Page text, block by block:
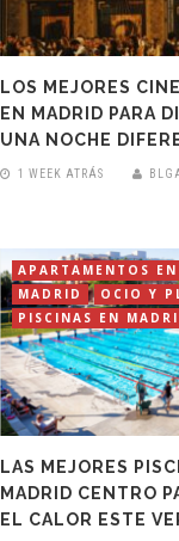
LOS MEJORES
EN MADRID PARA
UNA NOCHE
1 WEEK ATRÁS
APARTAMENTOS
MADRID
OCIO Y
PISCINAS EN
LAS MEJORES
MADRID CENTRO
EL CALOR ESTE